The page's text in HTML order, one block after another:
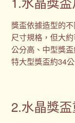
獎盃依據造型的
尺寸規格，但大
公分高、中型獎
特大型獎盃約34
2.水晶獎